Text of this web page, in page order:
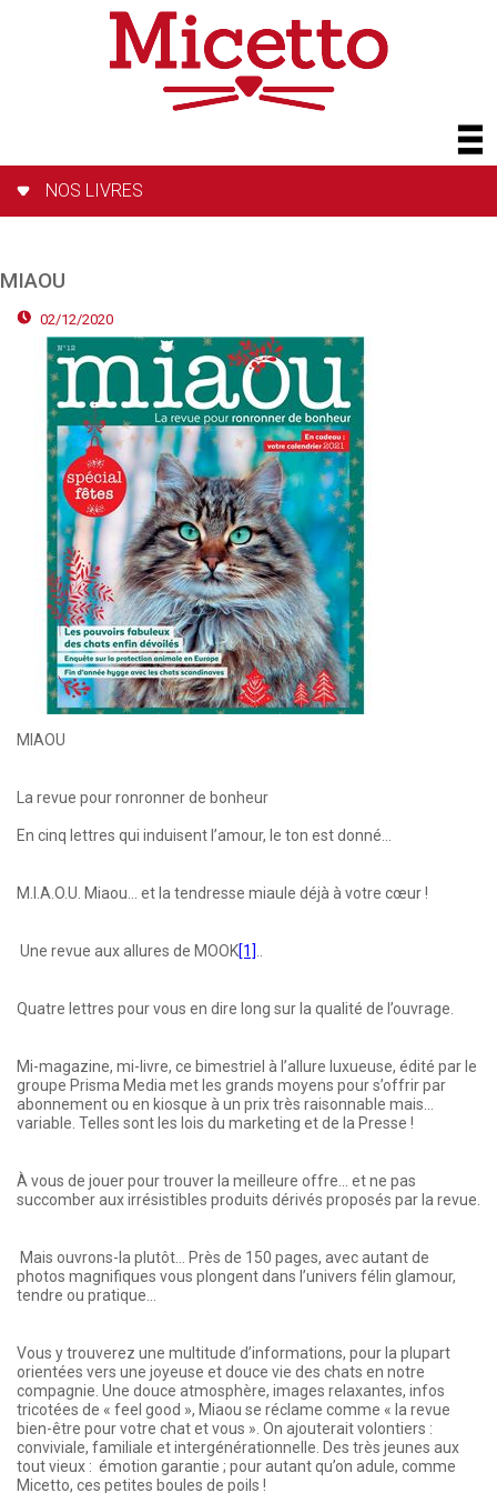
NOS LIVRES
MIAOU
02/12/2020
MIAOU
La revue pour ronronner de bonheur
En cinq lettres qui induisent l’amour, le ton est donné…
M.I.A.O.U. Miaou... et la tendresse miaule déjà à votre cœur !
Une revue aux allures de MOOK[1]..
Quatre lettres pour vous en dire long sur la qualité de l’ouvrage.
Mi-magazine, mi-livre, ce bimestriel à l’allure luxueuse, édité par le
groupe Prisma Media met les grands moyens pour s’offrir par
abonnement ou en kiosque à un prix très raisonnable mais...
variable. Telles sont les lois du marketing et de la Presse !
À vous de jouer pour trouver la meilleure offre... et ne pas
succomber aux irrésistibles produits dérivés proposés par la revue.
Mais ouvrons-la plutôt... Près de 150 pages, avec autant de
photos magnifiques vous plongent dans l’univers félin glamour,
tendre ou pratique...
Vous y trouverez une multitude d’informations, pour la plupart
orientées vers une joyeuse et douce vie des chats en notre
compagnie. Une douce atmosphère, images relaxantes, infos
tricotées de « feel good », Miaou se réclame comme « la revue
bien-être pour votre chat et vous ». On ajouterait volontiers :
conviviale, familiale et intergénérationnelle. Des très jeunes aux
tout vieux : émotion garantie ; pour autant qu’on adule, comme
Micetto, ces petites boules de poils !